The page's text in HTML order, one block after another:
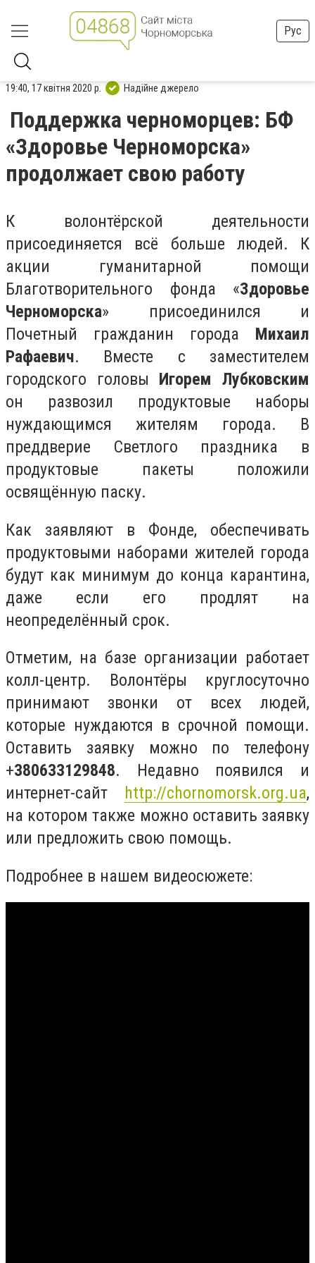
Рус
19:40, 17 квітня 2020 р. Надійне джерело
Поддержка черноморцев: БФ
«Здоровье Черноморска»
продолжает свою работу
К волонтёрской деятельности
присоединяется всё больше людей. К
акции гуманитарной помощи
Благотворительного фонда «Здоровье
Черноморска» присоединился и
Почетный гражданин города Михаил
Рафаевич. Вместе с заместителем
городского головы Игорем Лубковским
он развозил продуктовые наборы
нуждающимся жителям города. В
преддверие Светлого праздника в
продуктовые пакеты положили
освящённую паску.
Как заявляют в Фонде, обеспечивать
продуктовыми наборами жителей города
будут как минимум до конца карантина,
даже если его продлят на
неопределённый срок.
Отметим, на базе организации работает
колл-центр. Волонтёры круглосуточно
принимают звонки от всех людей,
которые нуждаются в срочной помощи.
Оставить заявку можно по телефону
+380633129848. Недавно появился и
интернет-сайт
http://chornomorsk.org.ua,
на котором также можно оставить заявку
или предложить свою помощь.
Подробнее в нашем видеосюжете: